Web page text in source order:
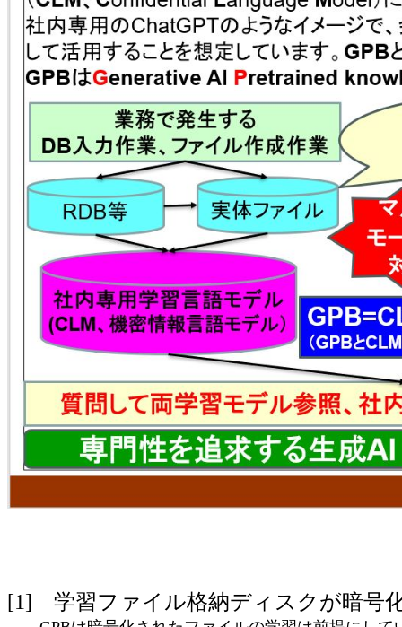
[1] 学習ファイル格納ディスクが暗号